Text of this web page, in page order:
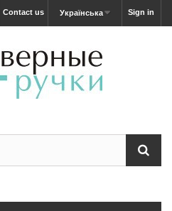
Sign in
Українська
Contact us